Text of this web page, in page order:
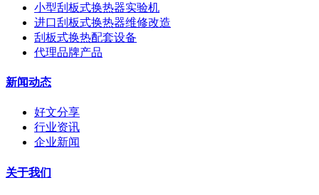
小型刮板式换热器实验机
进口刮板式换热器维修改造
刮板式换热配套设备
代理品牌产品
新闻动态
好文分享
行业资讯
企业新闻
关于我们